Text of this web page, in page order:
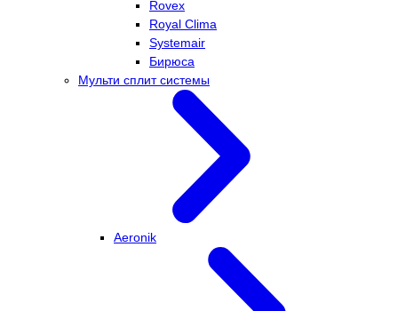
Rovex
Royal Clima
Systemair
Бирюса
Мульти сплит системы
Aeronik